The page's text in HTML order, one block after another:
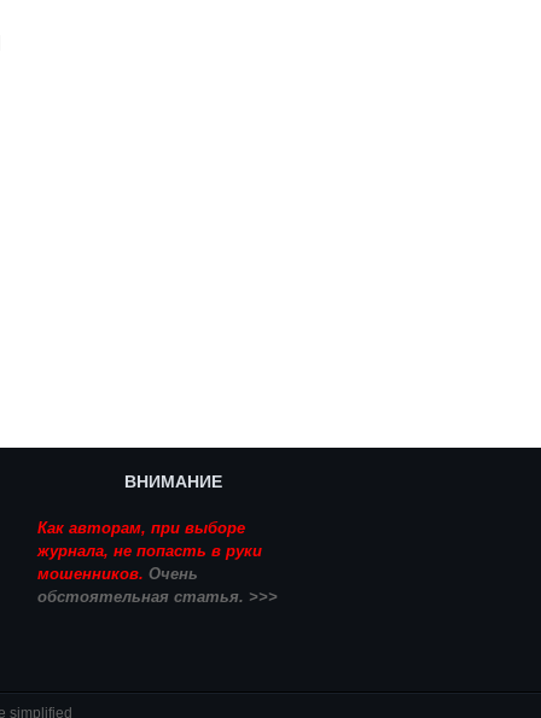
ВНИМАНИЕ
Как авторам, при выборе
журнала, не попасть в руки
мошенников. Очень
обстоятельная статья. >>>
simplified